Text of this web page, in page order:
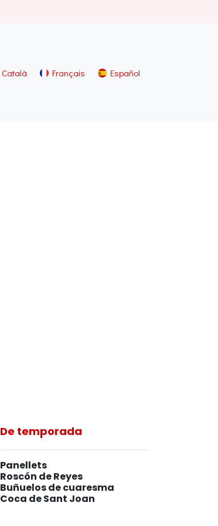
Català Français Español
De temporada
Panellets
Roscón de Reyes
Buñuelos de cuaresma
Coca de Sant Joan